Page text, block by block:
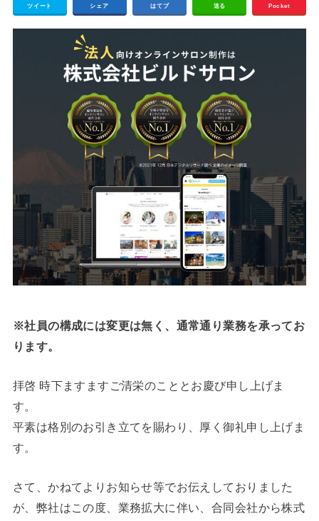
ツイート シェア はてブ 送る Pocket
※社員の構成には変更は無く、通常通り業務を承ってお
ります。
拝啓 時下ますますご清栄のこととお慶び申し上げま
す。
平素は格別のお引き立てを賜わり、厚く御礼申し上げま
す。
さて、かねてよりお知らせ等でお伝えしておりました
が、弊社はこの度、業務拡大に伴い、合同会社から株式